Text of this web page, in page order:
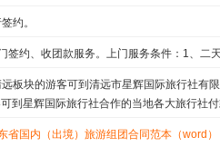
约。
签约、收团款服务。上门服务条件：1、
板块的游客可到清远市星辉国际旅行社
到星辉国际旅行社合作的当地各大旅行社付
省国内（出境）旅游组团合同范本（word）